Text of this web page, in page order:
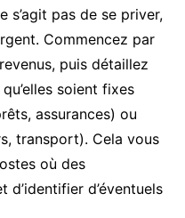
s’agit pas de se priver,
Commencez par
puis détaillez
soient fixes
assurances) ou
transport). Cela vous
où des
d’éventuels